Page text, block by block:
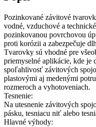
Pozinkované závitové
vodné, vzduchové a
pozinkovanou povrchovou
proti korózii a zabezpečuje
Tvarovky sú vhodné pre
priemyselné aplikácie, kde je
spoľahlivosť závitových
plastovými aj medenými
rozmeroch a vyhotoveniach.
Tesnenie:
Na utesnenie závitových
pásku, tesniacu niť alebo
Hlavné výhody: